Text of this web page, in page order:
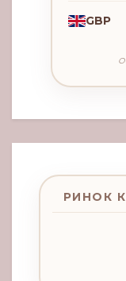
GBP
РИНОК